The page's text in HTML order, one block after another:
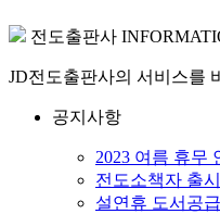
전도출판사
JD전도출판사의 서비스를
공지사항
2023 여름 휴무
전도소책자 출시
설연휴 도서공급